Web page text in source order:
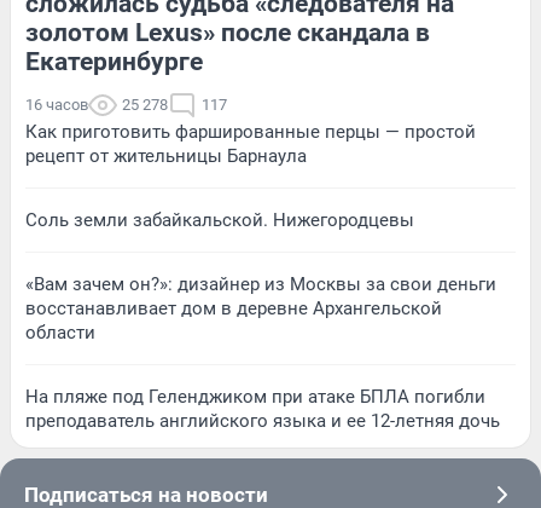
золотом Lexus» после скандала в
Екатеринбурге
16 часов 25 278 117
Как приготовить фаршированные перцы — простой
рецепт от жительницы Барнаула
Соль земли забайкальской. Нижегородцевы
«Вам зачем он?»: дизайнер из Москвы за свои деньги
восстанавливает дом в деревне Архангельской
области
На пляже под Геленджиком при атаке БПЛА погибли
преподаватель английского языка и ее 12-летняя дочь
Подписаться на новости